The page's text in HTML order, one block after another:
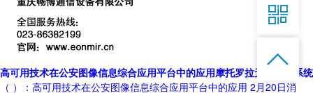
高可用技术在公安图像信息综合应用平台中的应用摩托罗拉无线对讲系统
（ ）：高可用技术在公安图像信息综合应用平台中的应用 2月20日消

恭候聆听，023-86382199手机直接点击
拨打

